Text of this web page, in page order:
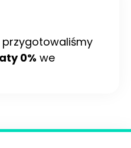
przygotowaliśmy
0% we